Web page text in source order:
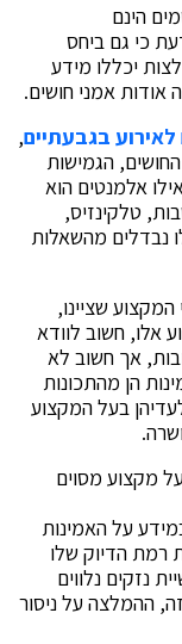
הינם
כי גם ביחס
יכללו מידע
אמני חושים.
בגבעתיים,
הגמישות
אלמנטים הוא
טלקינזיס,
נבדלים מהשאלות
שציינו,
אלו, חשוב לוודא
אך חשוב לא
הן מהתכונות
בעל המקצוע
מקצוע מסוים
על האמינות
רמת הדיוק שלו
נזקים נלווים
ההמלצה על ניסור